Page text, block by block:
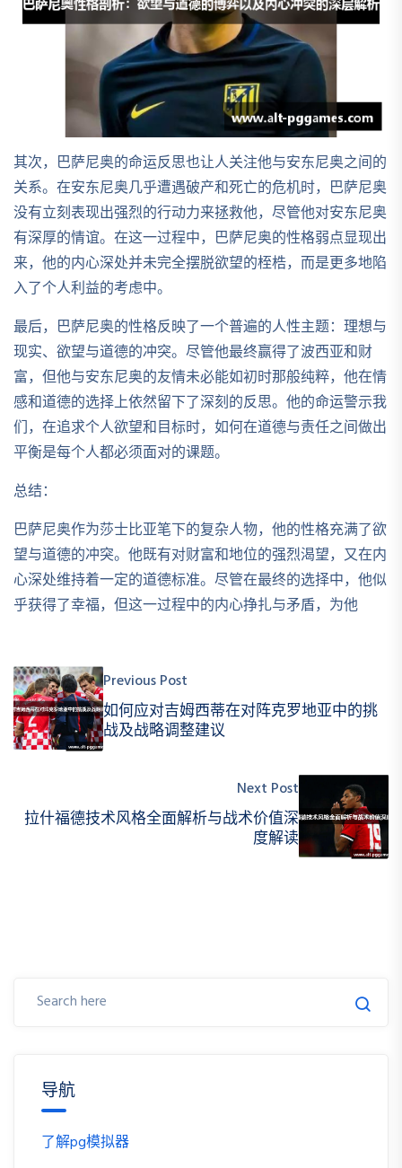
其次，巴萨尼奥的命运反思也让人关注他与安东尼奥之间的
关系。在安东尼奥几乎遭遇破产和死亡的危机时，巴萨尼奥
没有立刻表现出强烈的行动力来拯救他，尽管他对安东尼奥
有深厚的情谊。在这一过程中，巴萨尼奥的性格弱点显现出
来，他的内心深处并未完全摆脱欲望的桎梏，而是更多地陷
入了个人利益的考虑中。
最后，巴萨尼奥的性格反映了一个普遍的人性主题：理想与
现实、欲望与道德的冲突。尽管他最终赢得了波西亚和财
富，但他与安东尼奥的友情未必能如初时那般纯粹，他在情
感和道德的选择上依然留下了深刻的反思。他的命运警示我
们，在追求个人欲望和目标时，如何在道德与责任之间做出
平衡是每个人都必须面对的课题。
总结：
巴萨尼奥作为莎士比亚笔下的复杂人物，他的性格充满了欲
望与道德的冲突。他既有对财富和地位的强烈渴望，又在内
心深处维持着一定的道德标准。尽管在最终的选择中，他似
乎获得了幸福，但这一过程中的内心挣扎与矛盾，为他
Previous Post
如何应对吉姆西蒂在对阵克罗地亚中的挑
战及战略调整建议
Next Post
拉什福德技术风格全面解析与战术价值深
度解读
导航
了解pg模拟器